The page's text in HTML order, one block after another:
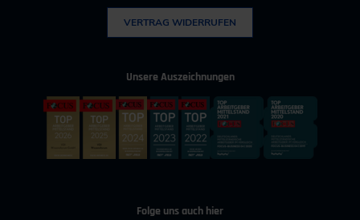
VERTRAG WIDERRUFEN
Unsere Auszeichnungen
Folge uns auch hier